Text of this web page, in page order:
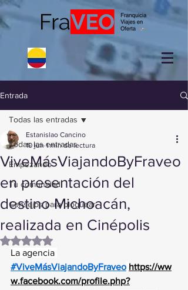
Entrada
Todas las entradas
Empezando
Tu comunidad
Consejos para bloguear
Todas las entradas
ViveMásViajandoByFraveo
en presentación del
destino Michoacán,
realizada en Cinépolis
Estanislao Cancino
10 jun 1 min de lectura
Obtuvo NaN de 5 estrellas.
La agencia
#ViveMásViajandoByFraveo https://ww
w.facebook.com/profile.php?